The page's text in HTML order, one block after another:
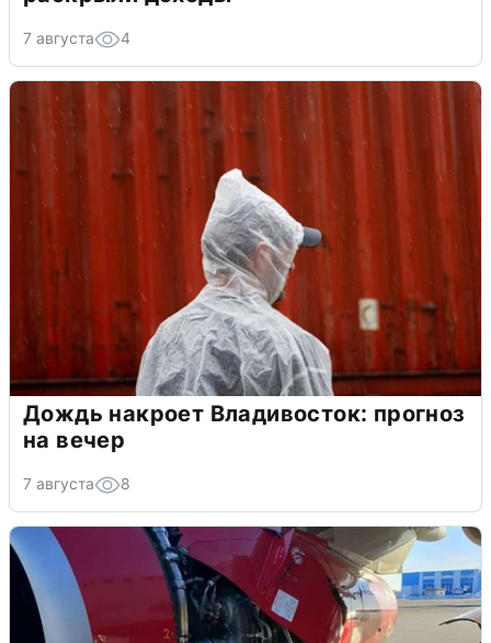
7 августа 4
Дождь накроет Владивосток: прогноз
на вечер
7 августа 8